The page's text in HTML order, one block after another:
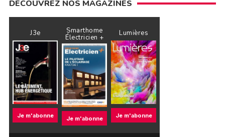
DÉCOUVREZ NOS MAGAZINES
J3e
Je m'abonne
Smarthome
Électricien +
Je m'abonne
Lumières
Je m'abonne